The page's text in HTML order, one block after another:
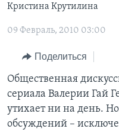
навигации
Перейти
поиск
НОВОСТИ ЗА МИНУТУ
ИТОГИ
ПОЧЕМУ ЭТО ВАЖНО?
ДИСКУССИЯ VOA
ДЕТАЛИ
НЬЮ-ЙОРК NEW YORK
УЧИМ АНГЛИЙСКИЙ
НАША АМЕРИКАНСКАЯ
А КАК В АМЕРИКЕ?
АРТЕФАКТЫ
АМЕРИКАНСКИЕ
ТЕСТЫ
ЭКСПЕРТИЗА
ИНТЕРВЬЮ
ФАКТЫ ПРОТИВ
ЗА СВОБОДУ ПРЕССЫ
УЧИМ АНГЛИЙСКИЙ
ВИДЕО
Кристина Крутилина
09 Февраль, 2010 03:00
Поделиться
Общественная
сериала Валерии Гай
утихает ни на день.
обсуждений –